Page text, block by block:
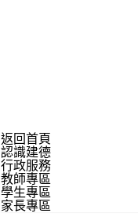
返回首頁
認識建德
行政服務
教師專區
學生專區
家長專區